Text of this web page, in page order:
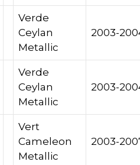
Verde
Ceylan
Metallic
2003-
Verde
Ceylan
Metallic
2003-
Vert
Cameleon
Metallic
2003-